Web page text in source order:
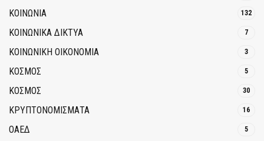
ΚΟΙΝΩΝΙΑ 132
ΚΟΙΝΩΝΙΚΆ ΔΊΚΤΥΑ 7
ΚΟΙΝΩΝΙΚΉ ΟΙΚΟΝΟΜΊΑ 3
ΚΟΣΜΟΣ 5
ΚΟΣΜΟΣ 30
ΚΡΥΠΤΟΝΟΜΊΣΜΑΤΑ 16
ΟΑΕΔ 5